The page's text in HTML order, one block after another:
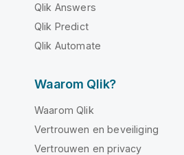
Qlik Answers
Qlik Predict
Qlik Automate
Waarom Qlik?
Waarom Qlik
Vertrouwen en beveiliging
Vertrouwen en privacy